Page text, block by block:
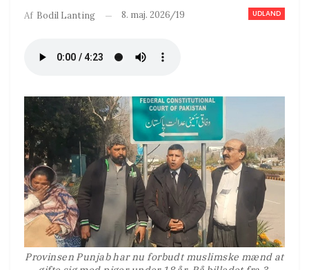
UDLAND
Af Bodil Lanting 8. maj. 2026/19
Provinsen Punjab har nu forbudt muslimske mænd at